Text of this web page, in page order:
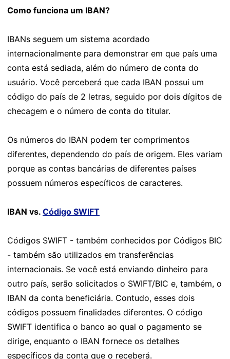
Como funciona um IBAN?
IBANs seguem um sistema acordado
internacionalmente para demonstrar em que país uma
conta está sediada, além do número de conta do
usuário. Você perceberá que cada IBAN possui um
código do país de 2 letras, seguido por dois dígitos de
checagem e o número de conta do titular.
Os números do IBAN podem ter comprimentos
diferentes, dependendo do país de origem. Eles variam
porque as contas bancárias de diferentes países
possuem números específicos de caracteres.
IBAN vs. Código SWIFT
Códigos SWIFT - também conhecidos por Códigos BIC
- também são utilizados em transferências
internacionais. Se você está enviando dinheiro para
outro país, serão solicitados o SWIFT/BIC e, também, o
IBAN da conta beneficiária. Contudo, esses dois
códigos possuem finalidades diferentes. O código
SWIFT identifica o banco ao qual o pagamento se
dirige, enquanto o IBAN fornece os detalhes
específicos da conta que o receberá.